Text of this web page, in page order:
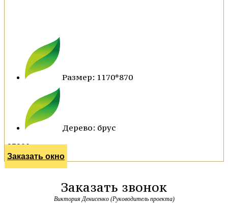
Размер: 1170*870
Дерево: брус
25300 р.
Заказать окно
Заказать звонок
Виктория Денисенко (Руководитель проекта)